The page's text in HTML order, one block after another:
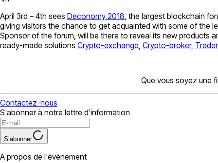
April 3rd – 4th sees Deconomy 2018 , the largest blockchain
giving visitors the chance to get acquainted with some of the
Sponsor of the forum, will be there to reveal its new products
ready-made solutions Crypto-exchange Crypto-broker,
Que vous soyez une
Contactez-nous
S'abonner à notre lettre d'information
S’abonner
A propos de l'événement